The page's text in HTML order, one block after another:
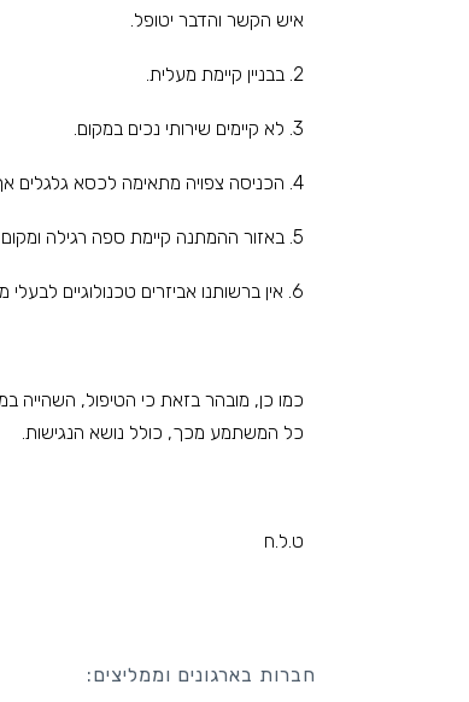
איש הקשר והדבר יטופל.
2. בבניין קיימת מעלית.
3. לא קיימים שירותי נכים במקום.
4. הכניסה צפויה מתאימה לכסא גלגלים אך יש להתקשר מראש כך שנוכל לוודא זאת מראש בהתאם לגודל הכסא.
5. באזור ההמתנה קיימת ספה רגילה ומקום לכסא גלגלים.
6. אין ברשותנו אביזרים טכנולוגיים לבעלי מוגבלויות שמיעה או ראיה.
כמו כן, מובהר בזאת כי הטיפול, השהייה
כל המשתמע מכך, כולל נושא הנגישות.
ט.ל.ח
חברות בארגונים וממליצים: